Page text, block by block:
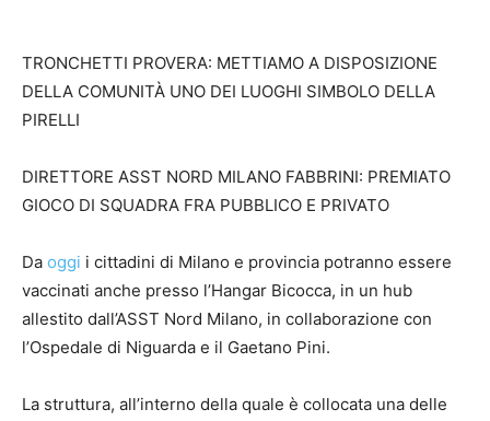
TRONCHETTI PROVERA: METTIAMO A DISPOSIZIONE
DELLA COMUNITÀ UNO DEI LUOGHI SIMBOLO DELLA
PIRELLI
DIRETTORE ASST NORD MILANO FABBRINI: PREMIATO
GIOCO DI SQUADRA FRA PUBBLICO E PRIVATO
Da oggi i cittadini di Milano e provincia potranno essere
vaccinati anche presso l’Hangar Bicocca, in un hub
allestito dall’ASST Nord Milano, in collaborazione con
l’Ospedale di Niguarda e il Gaetano Pini.
La struttura, all’interno della quale è collocata una delle